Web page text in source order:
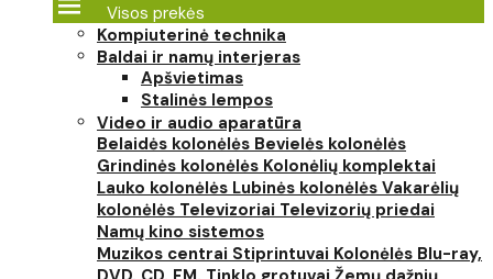
Visos prekės
Kompiuterinė technika
Baldai ir namų interjeras
Apšvietimas
Stalinės lempos
Video ir audio aparatūra
Belaidės kolonėlės Bevielės kolonėlės
Grindinės kolonėlės Kolonėlių komplektai
Lauko kolonėlės Lubinės kolonėlės Vakarėlių
kolonėlės Televizoriai Televizorių priedai
Namų kino sistemos
Muzikos centrai Stiprintuvai Kolonėlės Blu-ray,